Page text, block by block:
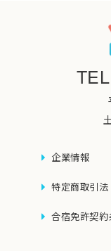
TEL
企業情報
特定商取引法
合宿免許契